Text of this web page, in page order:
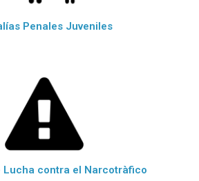
Penales Juveniles
Lucha contra el Narcotràfico